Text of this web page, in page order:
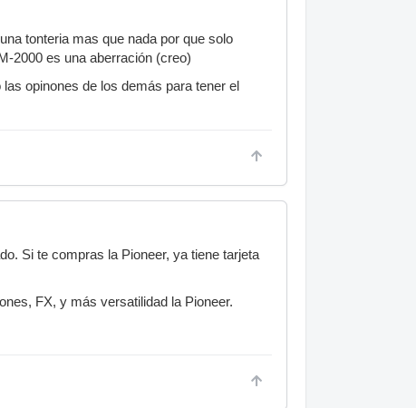
tonteria mas que nada por que solo
2000 es una aberración (creo)
opinones de los demás para tener el
Si te compras la Pioneer, ya tiene tarjeta
FX, y más versatilidad la Pioneer.